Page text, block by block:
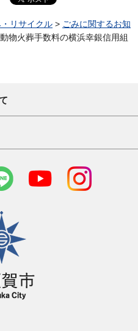
・リサイクル > ごみに関するお知
物火葬手数料の横浜幸銀信用組